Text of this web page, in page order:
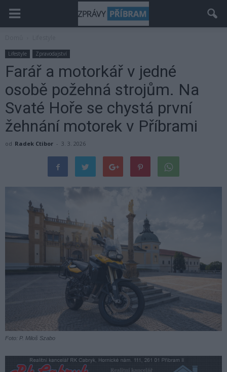
Lifestyle Zpravodajství
Farář a motorkář v jedné
osobě požehná strojům. Na
Svaté Hoře se chystá první
žehnání motorek v Příbrami
od Radek Ctibor - 3. 3. 2026
Foto: P. Miloš Szabo